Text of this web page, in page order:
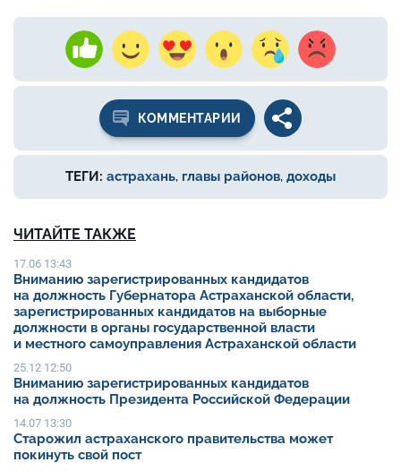
КОММЕНТАРИИ
ТЕГИ: астрахань, главы районов, доходы
ЧИТАЙТЕ ТАКЖЕ
17.06 13:43
Вниманию зарегистрированных кандидатов
на должность Губернатора Астраханской области,
зарегистрированных кандидатов на выборные
должности в органы государственной власти
и местного самоуправления Астраханской области
25.12 12:50
Вниманию зарегистрированных кандидатов
на должность Президента Российской Федерации
14.07 13:30
Старожил астраханского правительства может
покинуть свой пост